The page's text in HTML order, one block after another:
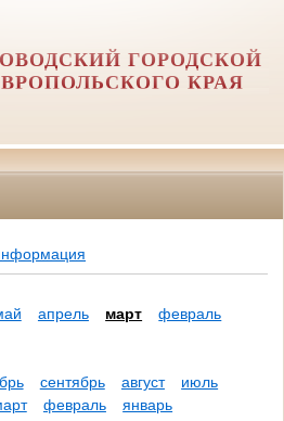
ГОРОДСКОЙ
КРАЯ
апрель март
февраль
сентябрь август
июль
февраль
январь